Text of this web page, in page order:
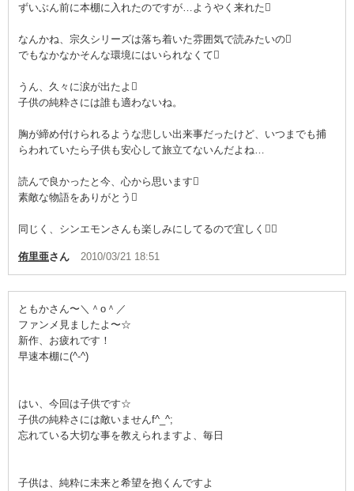
ずいぶん前に本棚に入れたのですが…ようやく来れた
なんかね、宗久シリーズは落ち着いた雰囲気で読みたいの
でもなかなかそんな環境にはいられなくて
うん、久々に涙が出たよ
子供の純粋さには誰も適わないね。
胸が締め付けられるような悲しい出来事だったけど、いつまでも捕
らわれていたら子供も安心して旅立てないんだよね…
読んで良かったと今、心から思います
素敵な物語をありがとう
同じく、シンエモンさんも楽しみにしてるので宜しく
侑里亜さん 2010/03/21 18:51
ともかさん〜＼＾o＾／
ファンメ見ましたよ〜☆
新作、お疲れです！
早速本棚に(^-^)
はい、今回は子供です☆
子供の純粋さには敵いませんf^_^;
忘れている大切な事を教えられますよ、毎日
子供は、純粋に未来と希望を抱くんですよ